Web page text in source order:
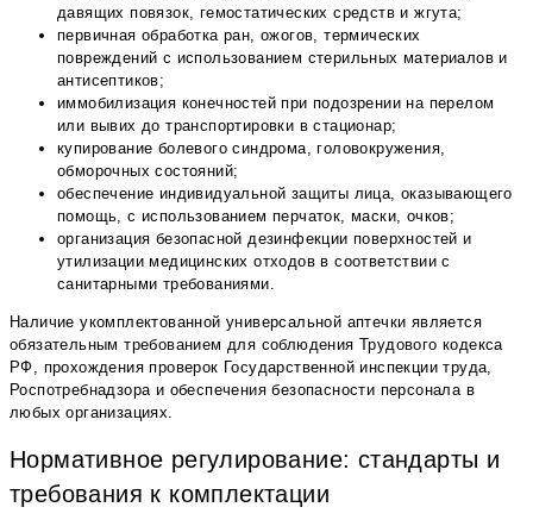
давящих повязок, гемостатических средств и жгута;
первичная обработка ран, ожогов, термических
повреждений с использованием стерильных материалов и
антисептиков;
иммобилизация конечностей при подозрении на перелом
или вывих до транспортировки в стационар;
купирование болевого синдрома, головокружения,
обморочных состояний;
обеспечение индивидуальной защиты лица, оказывающего
помощь, с использованием перчаток, маски, очков;
организация безопасной дезинфекции поверхностей и
утилизации медицинских отходов в соответствии с
санитарными требованиями.
Наличие укомплектованной универсальной аптечки является
обязательным требованием для соблюдения Трудового кодекса
РФ, прохождения проверок Государственной инспекции труда,
Роспотребнадзора и обеспечения безопасности персонала в
любых организациях.
Нормативное регулирование: стандарты и
требования к комплектации